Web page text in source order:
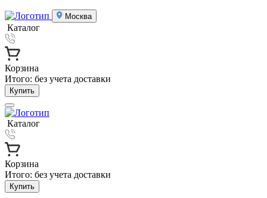
Москва
Каталог
Корзина
Итого: без учета доставки
Купить
Каталог
Корзина
Итого: без учета доставки
Купить